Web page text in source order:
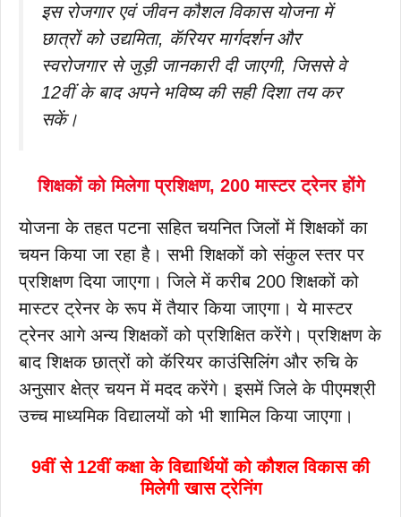
इस रोजगार एवं जीवन कौशल विकास योजना में
छात्रों को उद्यमिता, कॅरियर मार्गदर्शन और
स्वरोजगार से जुड़ी जानकारी दी जाएगी, जिससे वे
12वीं के बाद अपने भविष्य की सही दिशा तय कर
सकें।
शिक्षकों को मिलेगा प्रशिक्षण, 200 मास्टर ट्रेनर होंगे
योजना के तहत पटना सहित चयनित जिलों में शिक्षकों का
चयन किया जा रहा है। सभी शिक्षकों को संकुल स्तर पर
प्रशिक्षण दिया जाएगा। जिले में करीब 200 शिक्षकों को
मास्टर ट्रेनर के रूप में तैयार किया जाएगा। ये मास्टर
ट्रेनर आगे अन्य शिक्षकों को प्रशिक्षित करेंगे। प्रशिक्षण के
बाद शिक्षक छात्रों को कॅरियर काउंसिलिंग और रुचि के
अनुसार क्षेत्र चयन में मदद करेंगे। इसमें जिले के पीएमश्री
उच्च माध्यमिक विद्यालयों को भी शामिल किया जाएगा।
9वीं से 12वीं कक्षा के विद्यार्थियों को कौशल विकास की
मिलेगी खास ट्रेनिंग